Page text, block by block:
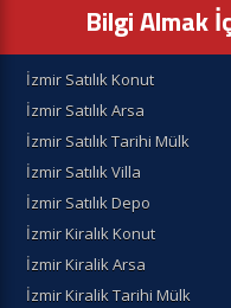
Bilgi Almak
İzmir Satılık Konut
İzmir Satılık Arsa
İzmir Satılık Tarihi Mülk
İzmir Satılık Villa
İzmir Satılık Depo
İzmir Kiralık Konut
İzmir Kiralik Arsa
İzmir Kiralik Tarihi Mülk